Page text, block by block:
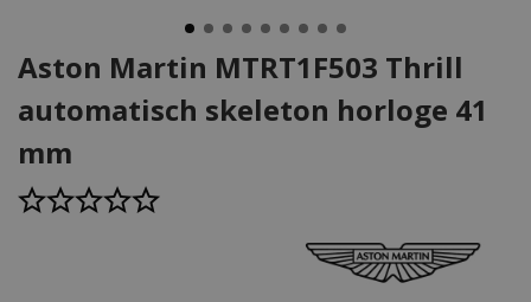
Aston Martin MTRT1F503 Thrill
automatisch skeleton horloge 41
mm